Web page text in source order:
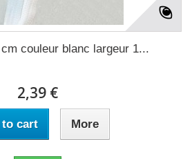
couleur blanc largeur 1...
2,39 €
cart More